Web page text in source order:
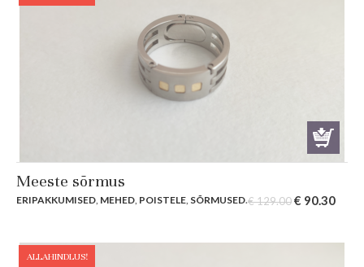
Meeste sõrmus
ERIPAKKUMISED MEHED POISTELE SÕRMUSED.€129.00Original
€ 90.30
ALLAHINDLUS!